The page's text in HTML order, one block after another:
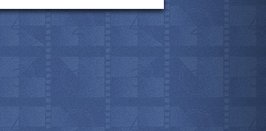
все актёры